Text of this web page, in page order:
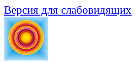
Версия для слабовидящих